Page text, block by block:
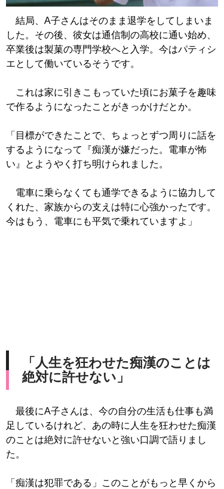
結局、A子さんはそのまま退学をしてしまいま
した。その後、彼女は通信制の高校に通い始め、
卒業後は製菓の専門学校へと入学。今はパティシ
エとして働いているそうです。
これは家に引きこもっていた頃にお菓子を趣味
で作るようになったことがきっかけだとか。
「目標ができたことで、ちょっとずつ周りに話を
するようになって『痴漢が嫌だった。電車が怖
い』とようやく打ち明けられました。
電車に乗らなくても通学できるように協力して
くれた、家族からの支えは特に心強かったです。
今はもう、電車にも平気で乗れていますよ」
「人生を狂わせた痴漢のことは
絶対に許せない」
最後にA子さんは、今の自分の生活も仕事も満
足しているけれど、あの時に人生を狂わせた痴漢
のことは絶対に許せないと強い口調で語りまし
た。
「痴漢は犯罪である」このことがもっと早くから